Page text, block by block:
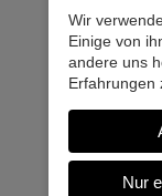
Wir
Einige von
andere uns
Erfahrungen
Nur